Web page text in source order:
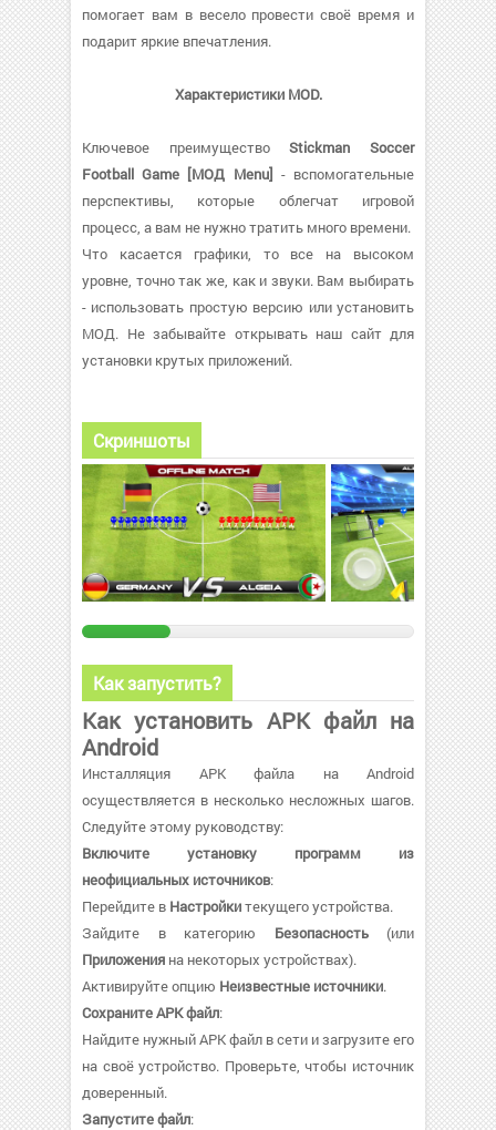
помогает вам в весело провести своё время и
подарит яркие впечатления.
Характеристики MOD.
Ключевое преимуществоStickman Soccer
Football Game [МОД Menu] - вспомогательные
перспективы, которые облегчат игровой
процесс, а вам не нужно тратить много времени.
Что касается графики, то все на высоком
уровне, точно так же, как и звуки. Вам выбирать
- использовать простую версию или установить
МОД. Не забывайте открывать наш сайт для
установки крутых приложений.
Скриншоты
Как запустить?
Как установить APK файл на
Android
Инсталляция APK файла на Android
осуществляется в несколько несложных шагов.
Следуйте этому руководству:
Включите установку программ из
неофициальных источников:
Перейдите в Настройкитекущего устройства.
Зайдите в категорию Безопасность(или
Приложения на некоторых устройствах).
Активируйте опцию Неизвестные источники.
Сохраните APK файл:
Найдите нужный APK файл в сети и загрузите его
на своё устройство. Проверьте, чтобы источник
доверенный.
Запустите файл: